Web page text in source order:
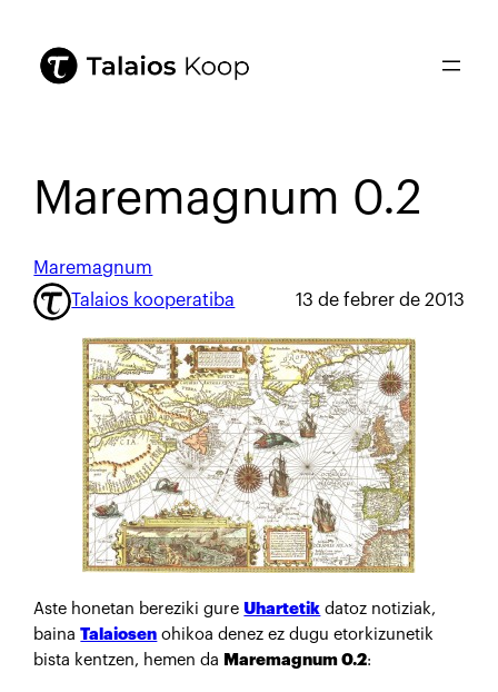
Maremagnum 0.2
Maremagnum
Talaios kooperatiba
13 de febrer de 2013
Aste honetan bereziki gureUhartetik datoz notiziak,
bainaTalaiosen ohikoa denez ez dugu etorkizunetik
bista kentzen, hemen da Maremagnum 0.2: